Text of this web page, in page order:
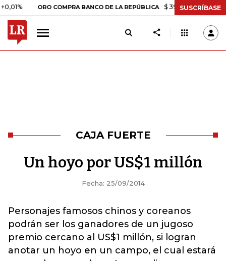
ORO COMPRA BANCO DE LA REPÚBLICA $ 399.745,16 +$ 2.295,71
SUSCRÍBASE
CAJA FUERTE
Un hoyo por US$1 millón
Fecha: 25/09/2014
Personajes famosos chinos y coreanos
podrán ser los ganadores de un jugoso
premio cercano al US$1 millón, si logran
anotar un hoyo en un campo, el cual estará